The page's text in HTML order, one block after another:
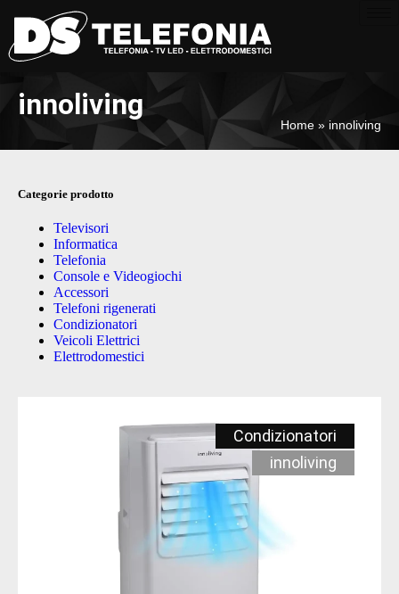
innoliving
Home » innoliving
Categorie prodotto
Televisori
Informatica
Telefonia
Console e Videogiochi
Accessori
Telefoni rigenerati
Condizionatori
Veicoli Elettrici
Elettrodomestici
Condizionatori
innoliving